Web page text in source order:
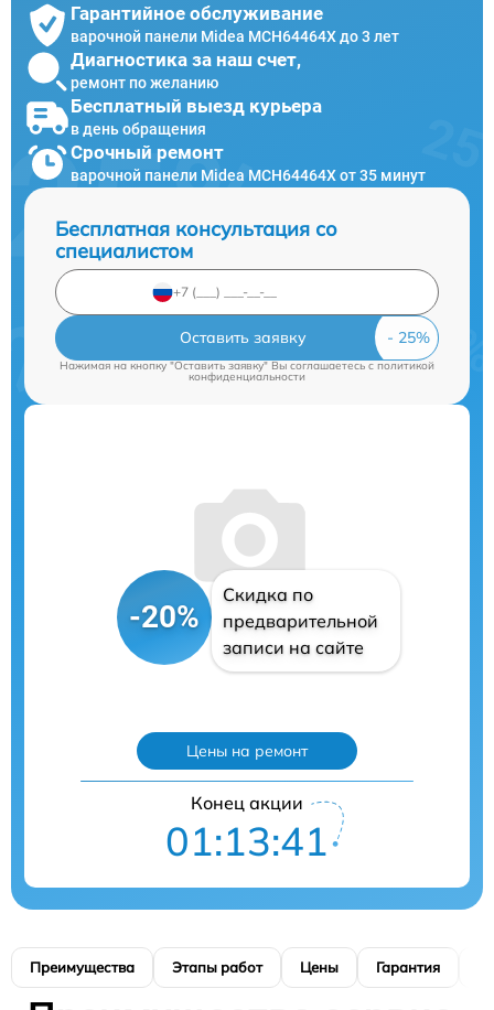
Гарантийное обслуживание
варочной панели Midea MCH64464X до 3 лет
Диагностика за наш счет,
ремонт по желанию
Бесплатный выезд курьера
в день обращения
Срочный ремонт
варочной панели Midea MCH64464X от 35 минут
Бесплатная консультация со
специалистом
Оставить заявку
Нажимая на кнопку "Оставить заявку" Вы соглашаетесь cполитикой
конфиденциальности
-20%
Скидка по
предварительной
записи на сайте
Цены на ремонт
Конец акции
01:13:40
Преимущества Этапы работ Цены Гарантия